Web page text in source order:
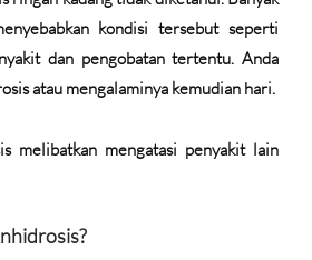
kondisi tersebut seperti
dan pengobatan tertentu. Anda
atau mengalaminya kemudian hari.
melibatkan mengatasi penyakit lain